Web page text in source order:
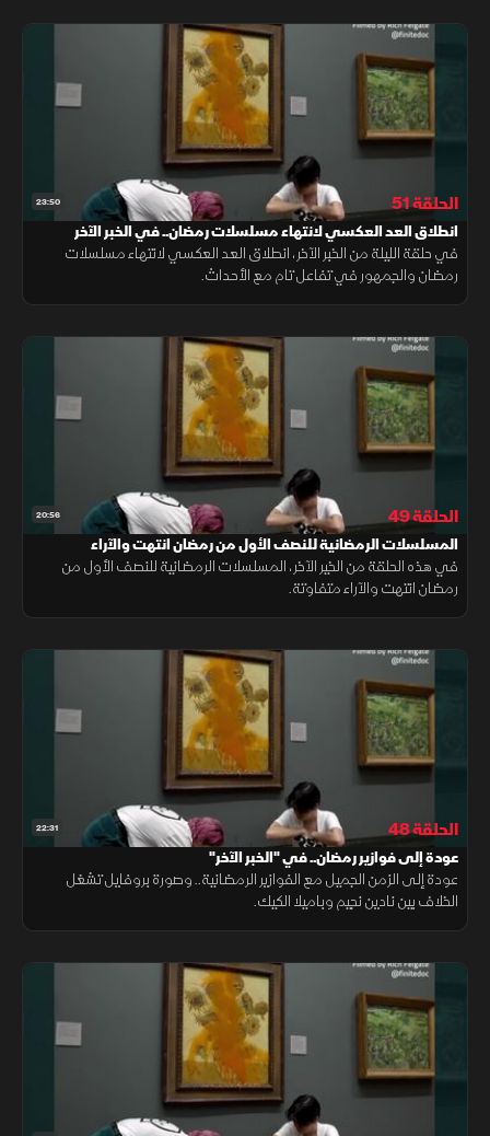
23:50 الحلقة 51
انطلاق العد العكسي لانتهاء مسلسلات رمضان.. في الخبر الآخر
في حلقة الليلة من الخبر الآخر، انطلاق العد العكسي لانتهاء مسلسلات
رمضان والجمهور في تفاعل تام مع الأحداث.
20:56 الحلقة 49
المسلسلات الرمضانية للنصف الأول من رمضان انتهت والآراء
متفاوتة.. في الخبر الآخر
في هذه الحلقة من الخير الآخر، المسلسلات الرمضانية للنصف الأول من
رمضان انتهت والآراء متفاوتة.
22:31 الحلقة 48
عودة إلى فوازير رمضان.. في "الخبر الآخر"
عودة إلى الزمن الجميل مع الفوازير الرمضانية.. وصورة بروفايل تشغل
الخلاف بين نادين نجيم وباميلا الكيك.